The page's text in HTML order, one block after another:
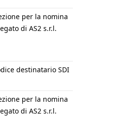
per la nomina
di AS2 s.r.l.
destinatario SDI
per la nomina
di AS2 s.r.l.